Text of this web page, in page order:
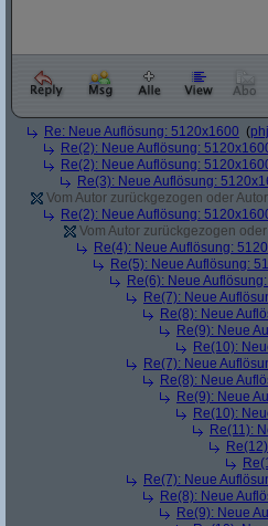
Re: Neue Auflösung: 5120x1600 (phj
Re(2): Neue Auflösung:
Re(2): Neue Auflösung:
Re(3): Neue Auflösung:
Vom Autor zurückgezogen oder
Re(2): Neue Auflösung:
Vom Autor zurückgezogen
Re(4): Neue Auflösung:
Re(5): Neue Auflösung:
Re(6): Neue
Re(7): Neue
Re(8): Neue
Re(9): Neue
Re(10):
Re(7): Neue
Re(8): Neue
Re(9): Neue
Re(10):
Re(11):
Re(7): Neue
Re(8): Neue
Re(9): Neue